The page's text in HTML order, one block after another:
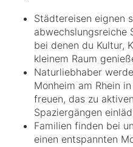
Städtereisen eignen
abwechslungsreiche
bei denen du Kultur,
kleinem Raum
Naturliebhaber
Monheim am Rhein
freuen, das zu
Spaziergängen
Familien finden bei
einen entspannten